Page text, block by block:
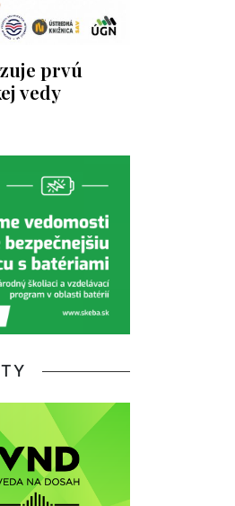
prvú
vedy